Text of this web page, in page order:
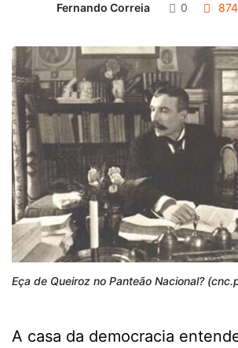
Fernando Correia 0 874
Eça de Queiroz no Panteão Nacional?
A casa da democracia